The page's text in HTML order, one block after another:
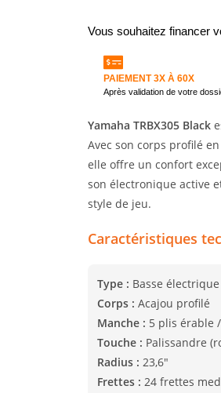
Vous souhaitez financer
PAIEMENT 3X À 60X
Après validation de votre
Yamaha TRBX305 Black
Avec son corps profilé
elle offre un confort
son électronique active
style de jeu.
Caractéristiques
Type : Basse électrique
Corps : Acajou profilé
Manche : 5 plis érable
Touche : Palissandre
Radius : 23,6″
Frettes : 24 frettes